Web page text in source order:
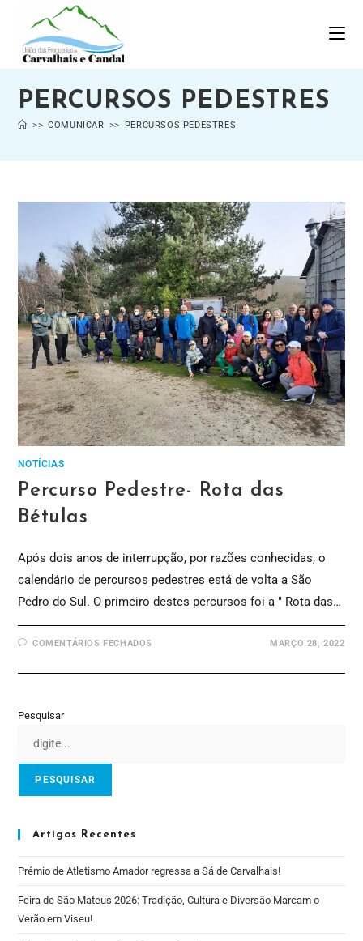
PERCURSOS PEDESTRES
>> COMUNICAR >> PERCURSOS PEDESTRES
NOTÍCIAS
Percurso Pedestre- Rota das
Bétulas
Após dois anos de interrupção, por razões conhecidas, o
calendário de percursos pedestres está de volta a São
Pedro do Sul. O primeiro destes percursos foi a " Rota das…
COMENTÁRIOS FECHADOS MARÇO 28, 2022
Pesquisar
PESQUISAR
Artigos Recentes
Prémio de Atletismo Amador regressa a Sá de Carvalhais!
Feira de São Mateus 2026: Tradição, Cultura e Diversão Marcam o
Verão em Viseu!